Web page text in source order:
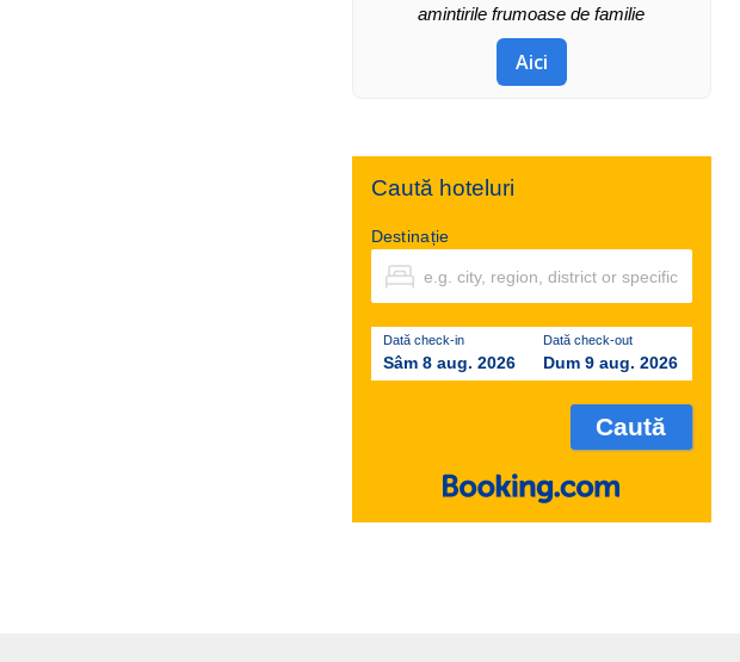
amintirile frumoase de familie
Aici
Caută hoteluri
Destinație
Dată check-in
Sâm 8 aug. 2026
Dată check-out
Dum 9 aug. 2026